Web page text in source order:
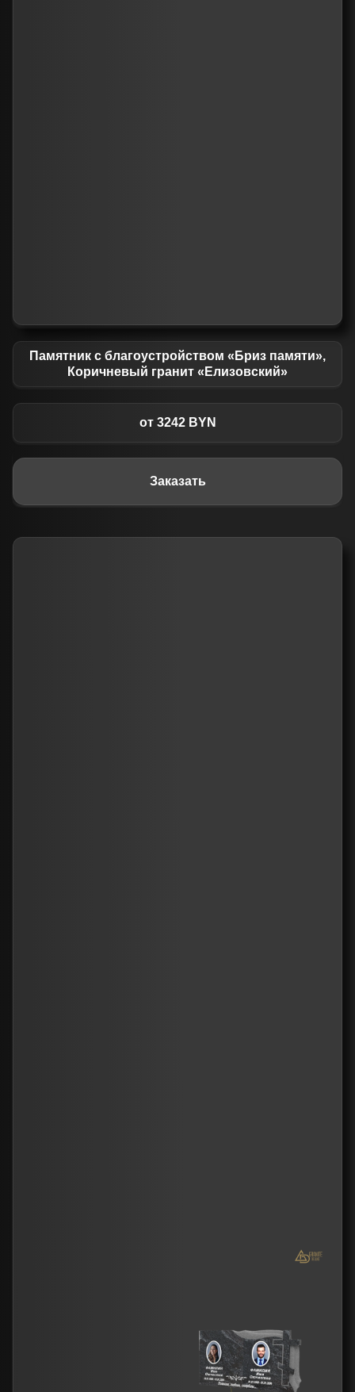
Памятник с благоустройством «Бриз памяти»,
Коричневый гранит «Елизовский»
от 3242 BYN
Заказать